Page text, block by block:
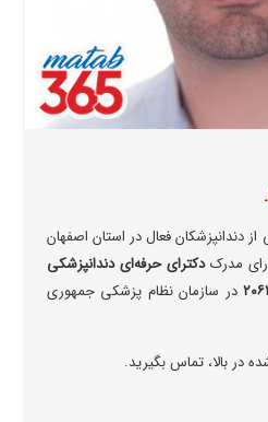
از دندانپزشکان فعال در استان اصفهان
مدرکدکترای حرفه‌ای دندانپزشکی
در سازمان نظام پزشکی جمهوری
در بالا، تماس بگیرید.